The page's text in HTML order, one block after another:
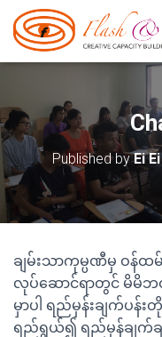
Published byEi
ချမ်းသာကုမ္ပဏီမှ ဝန်
လုပ်ဆောင်ရာတွင် မိမိ
မှာပါ ရည်မှန်းချက်ပန်
ရည်ရွယ်၍ ရည်မှန်ချက်